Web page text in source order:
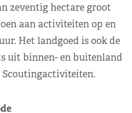
zeventig hectare groot
aan activiteiten op en
Het landgoed is ook de
uit binnen- en buitenland